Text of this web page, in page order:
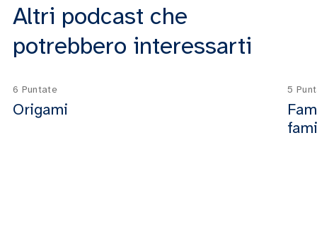
Altri podcast che
potrebbero interessarti
6 Puntate
Origami
5